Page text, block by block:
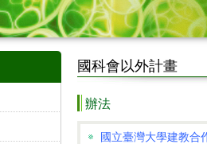
國科會以外計畫
辦法
國立臺灣大學建教合